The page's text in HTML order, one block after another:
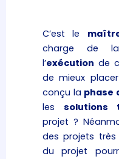
C’est le
charge de
l’exécution de
de mieux
conçu la phase
les solutions
projet ?
des projets très
du projet